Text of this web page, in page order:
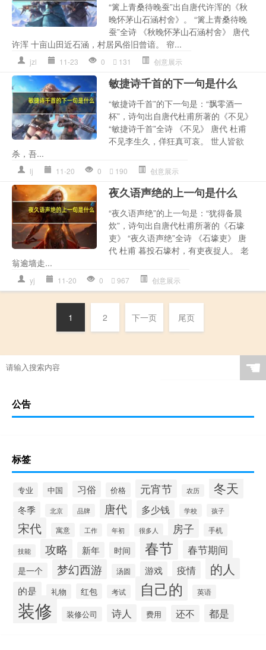
“篱上青桑待晚蚕”出自唐代许浑的《秋
晚怀茅山石涵村舍》。 “篱上青桑待晚
蚕”全诗 《秋晚怀茅山石涵村舍》 唐代
许浑 十亩山田近石涵，村居风俗旧曾谙。 帘...
jzl 11-23 0 131 创意展示
敏捷诗千首的下一句是什么
“敏捷诗千首”的下一句是：“飘零酒一
杯”，诗句出自唐代杜甫所著的《不见》
“敏捷诗千首”全诗 《不见》 唐代 杜甫
不见李生久，佯狂真可哀。 世人皆欲
杀，吾...
lj 11-20 0 190 创意展示
夜久语声绝的上一句是什么
“夜久语声绝”的上一句是：“犹得备晨
炊”，诗句出自唐代杜甫所著的《石壕
吏》 “夜久语声绝”全诗 《石壕吏》 唐
代 杜甫 暮投石壕村，有吏夜捉人。 老
翁逾墙走...
yj 11-20 0 967 创意展示
1 2 下一页 尾页
☚
公告
标签
专业 中国 习俗 价格 元宵节 农历 冬天
冬季 北京 品牌 唐代 多少钱 学校 孩子
宋代 寓意 工作 年初 很多人 房子 手机
技能 攻略 新年 时间 春节 春节期间
是一个 梦幻西游 汤圆 游戏 疫情 的人
的是 礼物 红包 考试 自己的 英语
装修 装修公司 诗人 费用 还不 都是